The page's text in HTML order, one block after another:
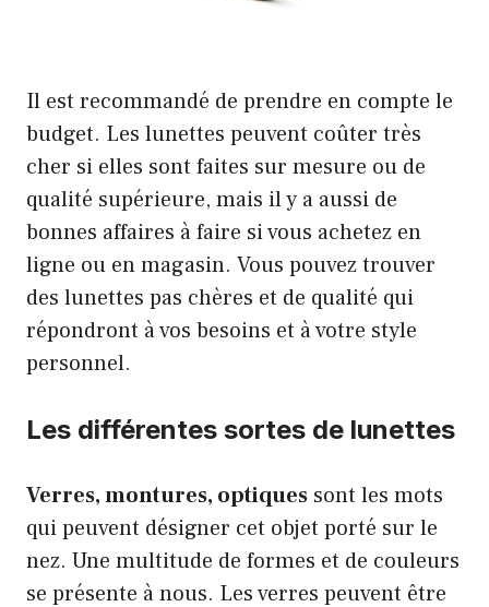
Il est recommandé de prendre en compte le
budget. Les lunettes peuvent coûter très
cher si elles sont faites sur mesure ou de
qualité supérieure, mais il y a aussi de
bonnes affaires à faire si vous achetez en
ligne ou en magasin. Vous pouvez trouver
des lunettes pas chères et de qualité qui
répondront à vos besoins et à votre style
personnel.
Les différentes sortes de lunettes
Verres,montures, optiques sont les mots
qui peuvent désigner cet objet porté sur le
nez. Une multitude de formes et de couleurs
se présente à nous. Les verres peuvent être